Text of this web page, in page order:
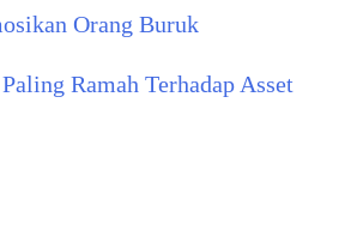
Orang Buruk
Ramah Terhadap Asset